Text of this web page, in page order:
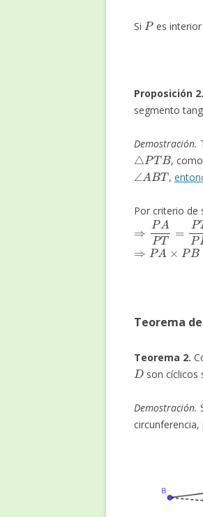
Si
P
es interior
Proposición 2.
segmento
Demostración.
△PTB
,
∠A BT
,
Por criterio de
APT TP
A×P =PT
Teorema
Teorema 2.
D
son
Demostración.
circunferencia,